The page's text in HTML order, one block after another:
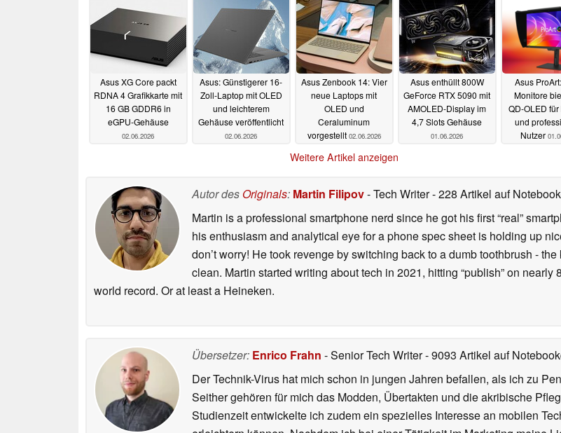
Asus XG Core packt
RDNA 4 Grafikkarte mit
16 GB GDDR6 in
eGPU-Gehäuse
02.06.2026
Asus: Günstigerer 16-
Zoll-Laptop mit OLED
und leichterem
Gehäuse veröffentlicht
02.06.2026
Asus Zenbook 14: Vier
neue Laptops mit
OLED und
Ceraluminum
vorgestellt 02.06.2026
Asus enthüllt 800W
GeForce RTX 5090 mit
AMOLED-Display im
4,7 Slots Gehäuse
01.06.2026
Asus
Monitore
QD-OLED
und
Nutzer
Weitere Artikel anzeigen
Autor des Originals: Martin Filipov- Tech Writer- 228 Artikel auf
Martin is a professional smartphone nerd since he got his first “real”
his enthusiasm and analytical eye for a phone spec sheet is holding up
don’t worry! He took revenge by switching back to a dumb toothbrush -
clean. Martin started writing about tech in 2021, hitting “publish” on
world record. Or at least a Heineken.
Übersetzer: Enrico Frahn - Senior Tech Writer- 9093 Artikel auf
Der Technik-Virus hat mich schon in jungen Jahren befallen, als ich zu
Seither gehören für mich das Modden, Übertakten und die akribische
Studienzeit entwickelte ich zudem ein spezielles Interesse an mobilen